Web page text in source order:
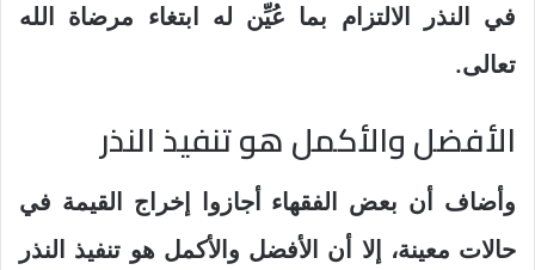
في النذر الالتزام بما عُيِّن له ابتغاء مرضاة الله
تعالى.
الأفضل والأكمل هو تنفيذ النذر
وأضاف أن بعض الفقهاء أجازوا إخراج القيمة في
حالات معينة، إلا أن الأفضل والأكمل هو تنفيذ النذر